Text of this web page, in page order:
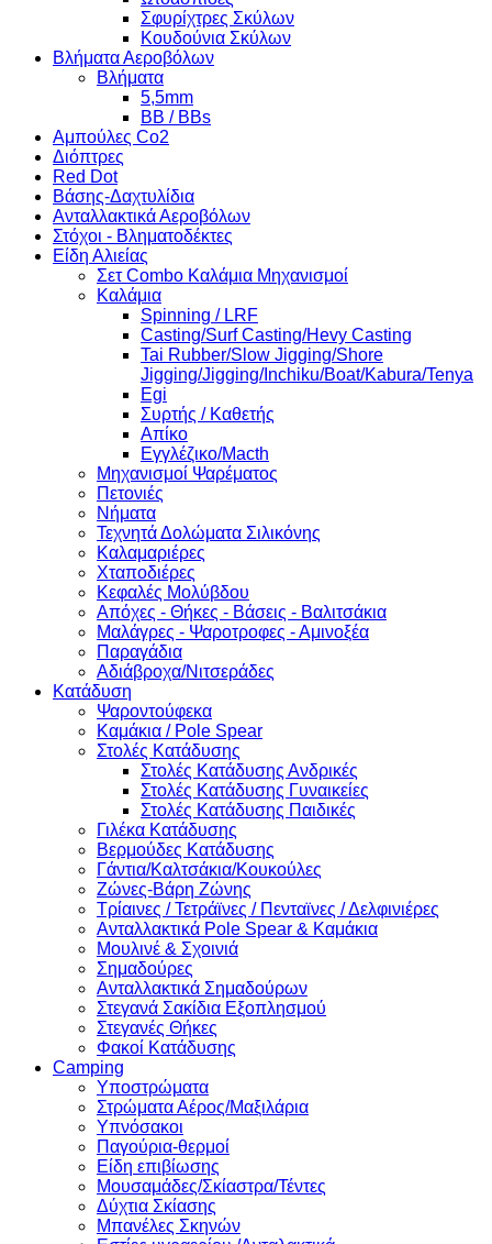
Σφυρίχτρες Σκύλων
Κουδούνια Σκύλων
Βλήματα Αεροβόλων
Βλήματα
5,5mm
BB / BBs
Αμπούλες Co2
Διόπτρες
Red Dot
Βάσης-Δαχτυλίδια
Ανταλλακτικά Αεροβόλων
Στόχοι - Βληματοδέκτες
Είδη Αλιείας
Σετ Combo Καλάμια Μηχανισμοί
Καλάμια
Spinning / LRF
Casting/Surf Casting/Hevy Casting
Tai Rubber/Slow Jigging/Shore
Jigging/Jigging/Inchiku/Boat/Kabura/Tenya
Egi
Συρτής / Καθετής
Απίκο
Εγγλέζικο/Macth
Μηχανισμοί Ψαρέματος
Πετονιές
Νήματα
Τεχνητά Δολώματα Σιλικόνης
Καλαμαριέρες
Χταποδιέρες
Κεφαλές Μολύβδου
Απόχες - Θήκες - Βάσεις - Βαλιτσάκια
Μαλάγρες - Ψαροτροφες - Αμινοξέα
Παραγάδια
Αδιάβροχα/Νιτσεράδες
Κατάδυση
Ψαροντούφεκα
Καμάκια / Pole Spear
Στολές Κατάδυσης
Στολές Κατάδυσης Ανδρικές
Στολές Κατάδυσης Γυναικείες
Στολές Κατάδυσης Παιδικές
Γιλέκα Κατάδυσης
Βερμούδες Κατάδυσης
Γάντια/Καλτσάκια/Κουκούλες
Ζώνες-Βάρη Ζώνης
Τρίαινες / Τετράϊνες / Πενταϊνες / Δελφινιέρες
Ανταλλακτικά Pole Spear & Καμάκια
Μουλινέ & Σχοινιά
Σημαδούρες
Ανταλλακτικά Σημαδούρων
Στεγανά Σακίδια Εξοπλησμού
Στεγανές Θήκες
Φακοί Κατάδυσης
Camping
Υποστρώματα
Στρώματα Αέρος/Μαξιλάρια
Υπνόσακοι
Παγούρια-θερμοί
Είδη επιβίωσης
Μουσαμάδες/Σκίαστρα/Τέντες
Δύχτια Σκίασης
Μπανέλες Σκηνών